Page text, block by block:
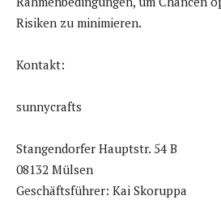
Risiken zu minimieren.
Kontakt:
sunnycrafts
Stangendorfer Hauptstr. 54 B
08132 Mülsen
Geschäftsführer: Kai Skoruppa